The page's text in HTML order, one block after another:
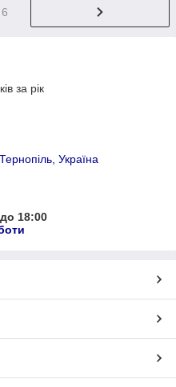
за рік
Україна
18:00